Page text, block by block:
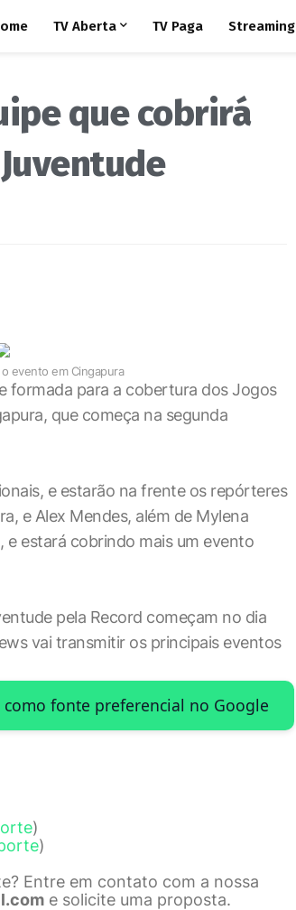
TV Aberta TV Paga Streaming
que cobrirá
evento em Cingapura
formada para a cobertura dos Jogos
que começa na segunda
e estarão na frente os repórteres
e Alex Mendes, além de Mylena
e estará cobrindo mais um evento
pela Record começam no dia
vai transmitir os principais eventos
fonte preferencial no Google
)
)
Entre em contato com a nossa
e solicite uma proposta.